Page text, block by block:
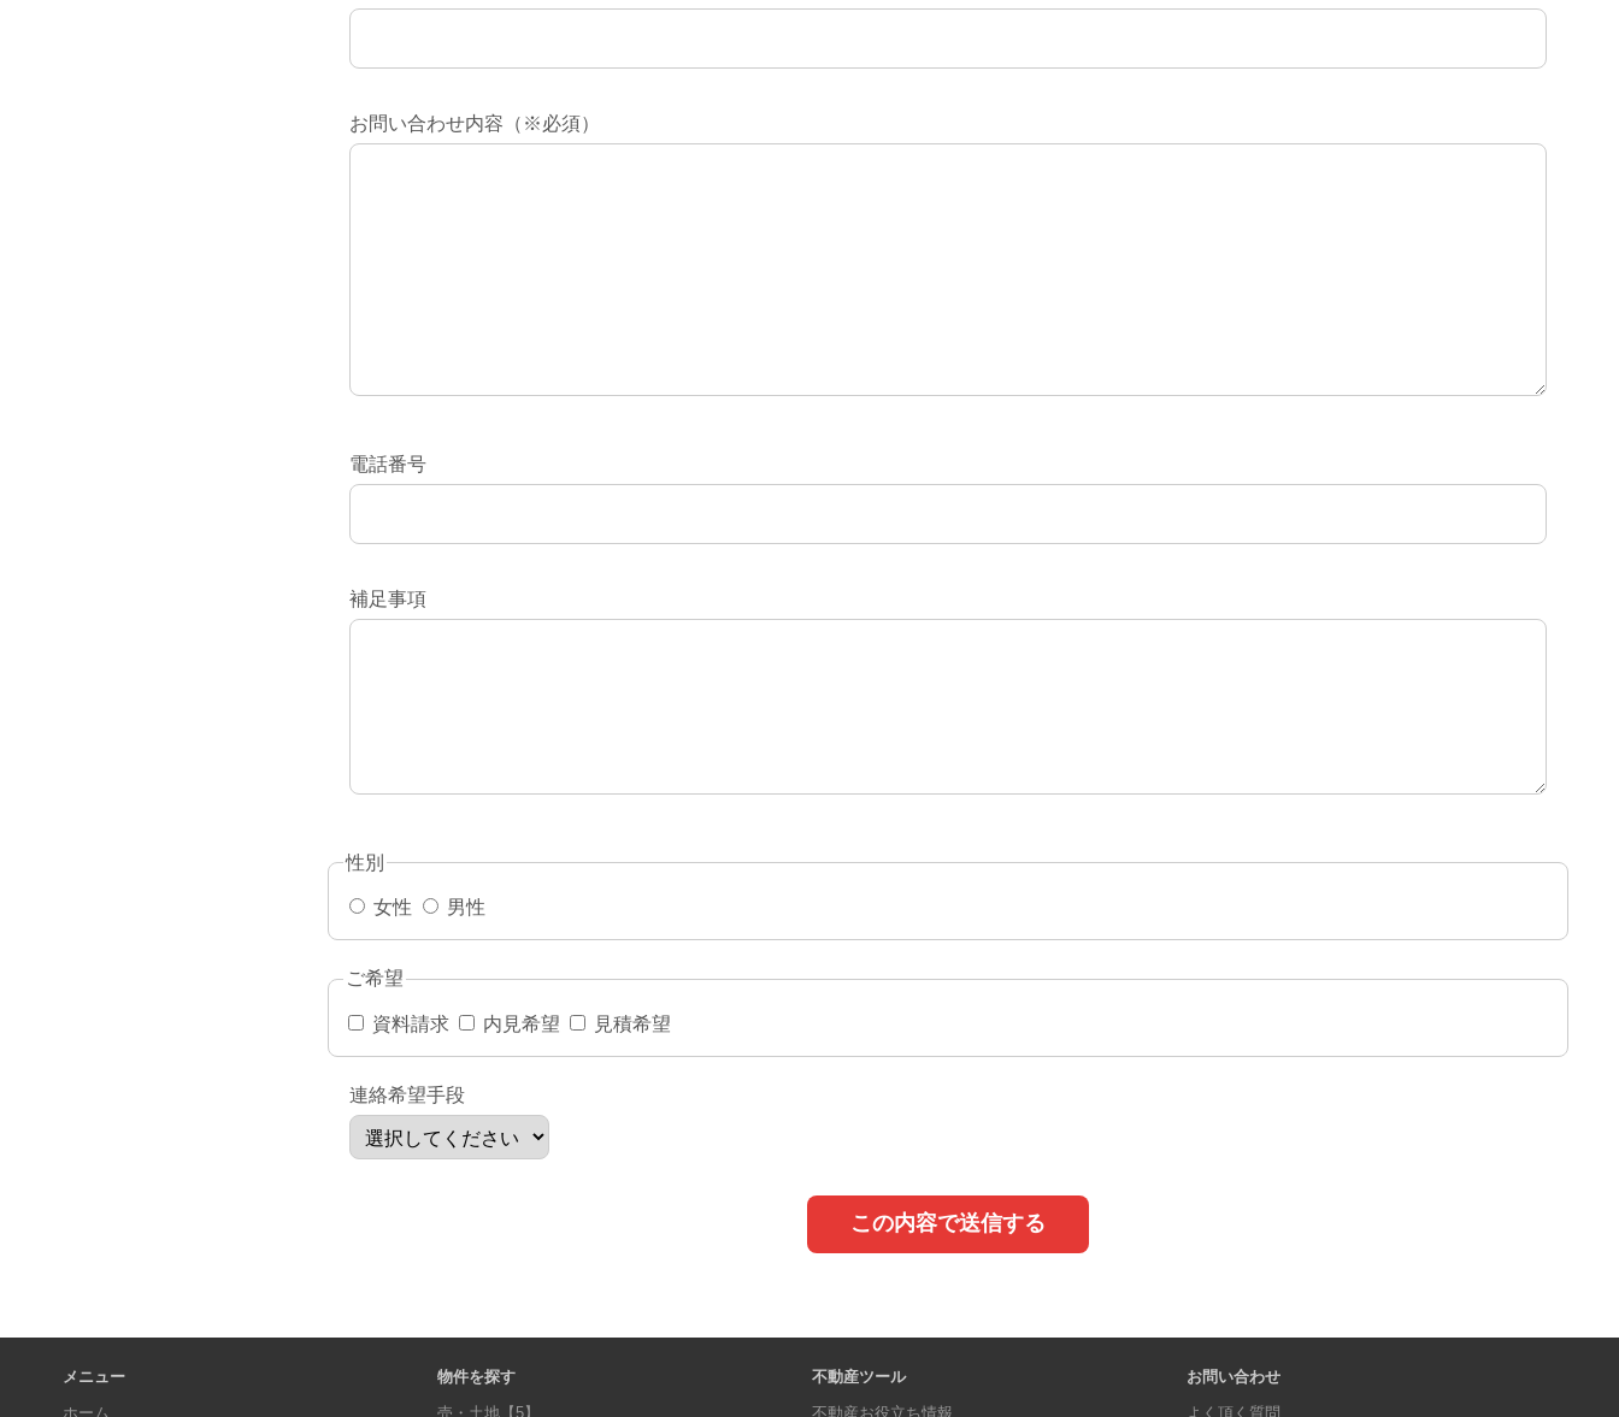
お問い合わせ内容（※必須）
電話番号
補足事項
性別
女性 男性
ご希望
資料請求 内見希望 見積希望
連絡希望手段
この内容で送信する
メニュー
ホーム
物件を探す
売・土地 【5】
不動産ツール
不動産お役立ち情報
お問い合わせ
よく頂く質問